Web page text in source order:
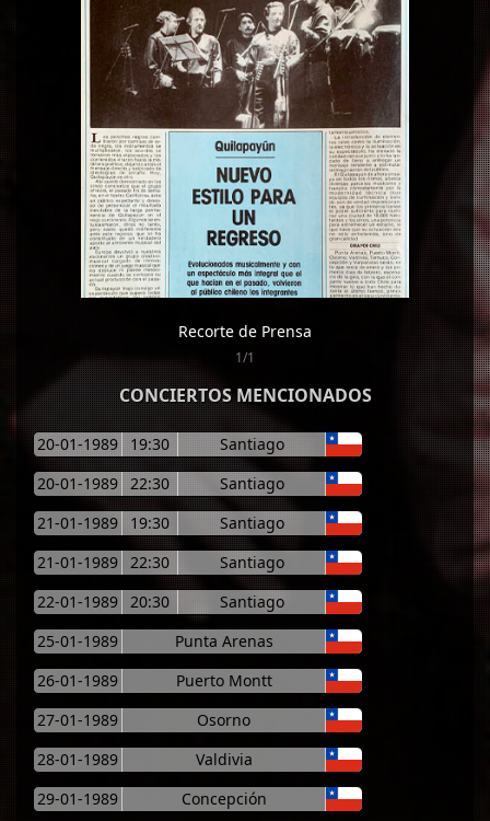
Recorte de Prensa
1/1
CONCIERTOS MENCIONADOS
20-01-1989 19:30
Santiago
20-01-1989 22:30
Santiago
21-01-1989
19:30
Santiago
21-01-1989 22:30
Santiago
22-01-1989 20:30
Santiago
25-01-1989
Punta Arenas
26-01-1989
Puerto Montt
27-01-1989
Osorno
28-01-1989
Valdivia
29-01-1989
Concepción